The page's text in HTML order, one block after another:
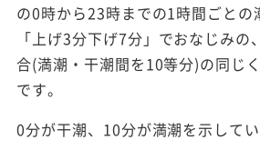
の0時から23時までの1時間ごと
「上げ3分下げ7分」でおなじみの
合(満潮・干潮間を10等分)の同じ
です。
0分が干潮、10分が満潮を示してい